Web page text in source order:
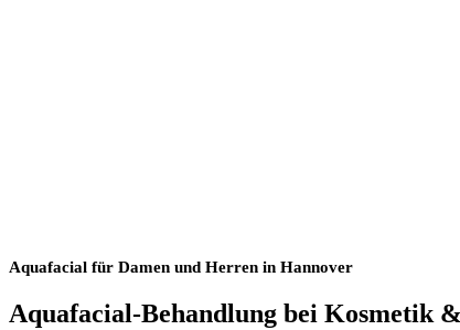
Aquafacial für Damen und Herren in Hannover
Aquafacial-Behandlung bei Kosmetik